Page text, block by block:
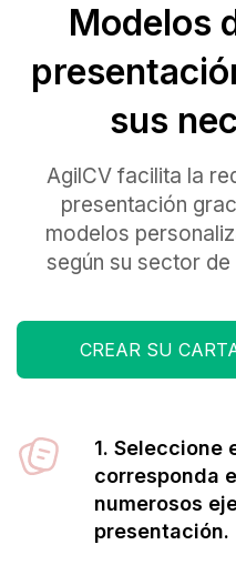
Modelos
sus
AgilCV facilita la
presentación
modelos
según su sector
CREAR SU
1. Seleccione
corresponda
numerosos
presentación.